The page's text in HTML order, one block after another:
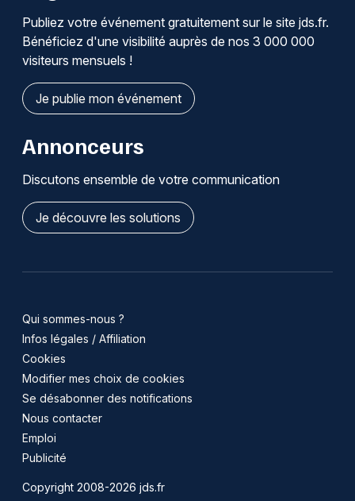
Publiez votre événement gratuitement sur le site jds.fr.
Bénéficiez d'une visibilité auprès de nos 3 000 000
visiteurs mensuels !
Je publie mon événement
Annonceurs
Discutons ensemble de votre communication
Je découvre les solutions
Qui sommes-nous ?
Infos légales / Affiliation
Cookies
Modifier mes choix de cookies
Se désabonner des notifications
Nous contacter
Emploi
Publicité
Copyright 2008-2026 jds.fr